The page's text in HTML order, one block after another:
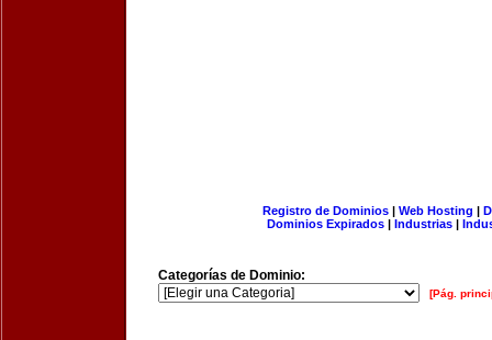
Registro de Dominios| Web Hosting |
Dominios Expirados | Industrias |
Categorías de Dominio:
[Pág.